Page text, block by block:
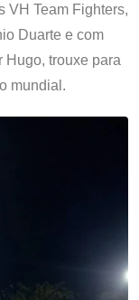
VH Team Fighters,
Duarte e com
Hugo, trouxe para
mundial.